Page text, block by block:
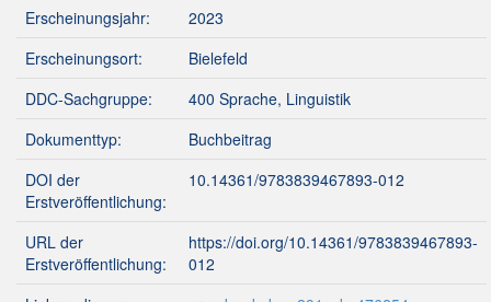
Erscheinungsjahr:
2023
Erscheinungsort:
Bielefeld
DDC-Sachgruppe:
400 Sprache, Linguistik
Dokumenttyp:
Buchbeitrag
DOI der
Erstveröffentlichung:
10.14361/9783839467893-012
URL der
Erstveröffentlichung:
https://doi.org/10.14361/9783839467893-
012